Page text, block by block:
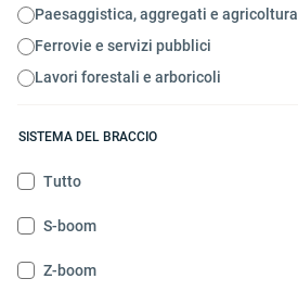
Paesaggistica, aggregati e agricoltura
Ferrovie e servizi pubblici
Lavori forestali e arboricoli
SISTEMA DEL BRACCIO
Tutto
S-boom
Z-boom